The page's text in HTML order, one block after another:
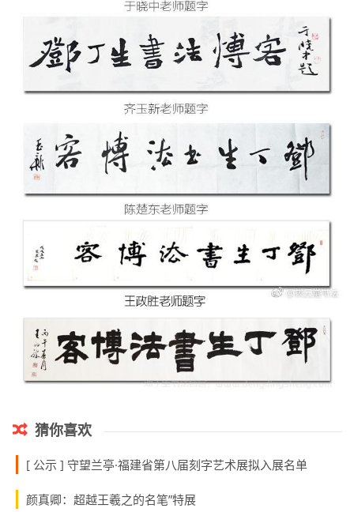
猜你喜欢
[ 公示 ] 守望兰亭·福建省第八届刻字艺术展拟入展名单
颜真卿：超越王羲之的名笔”特展